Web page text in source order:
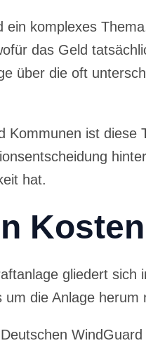
ein komplexes
das Geld
über die oft
Kommunen ist
hat.
gliedert
die Anlage herum